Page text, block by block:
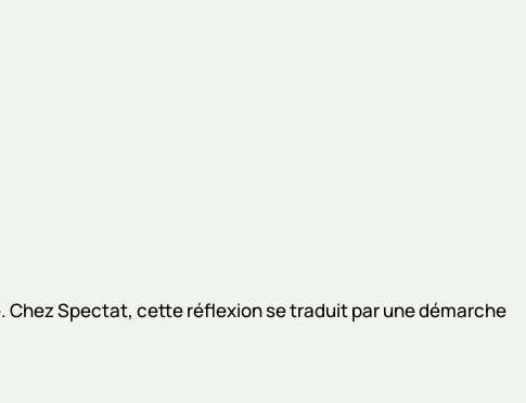
Chez Spectat, cette réflexion se traduit par une démarche